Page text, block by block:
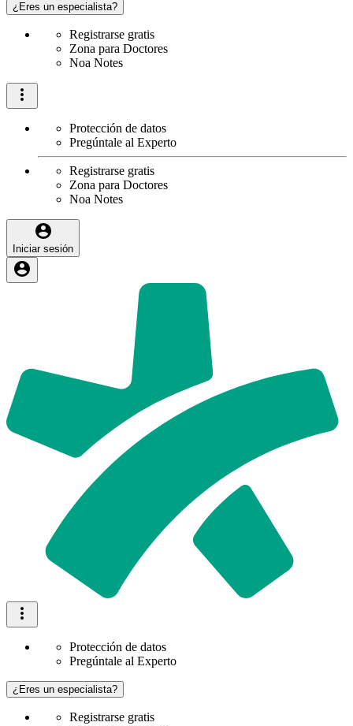
¿Eres un especialista?
Registrarse gratis
Zona para Doctores
Noa Notes
Protección de datos
Pregúntale al Experto
Registrarse gratis
Zona para Doctores
Noa Notes
Iniciar sesión
Protección de datos
Pregúntale al Experto
¿Eres un especialista?
Registrarse gratis